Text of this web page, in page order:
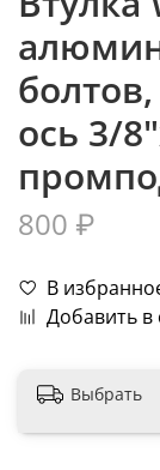
ось 3/
800 ₽
В
Добавить в
Выбрать